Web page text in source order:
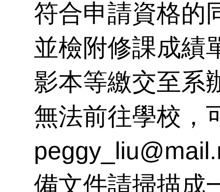
資
專
簡
國
獎
符合申請資格的
並檢附修課成績
影本等繳交至系
無法前往學校，
備文件請掃描成